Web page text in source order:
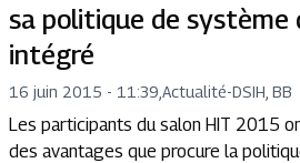
sa politique de système
intégré
16 juin 2015 - 11:39 Actualité-DSIH, BB
Les participants du salon HIT 2015
des avantages que procure la